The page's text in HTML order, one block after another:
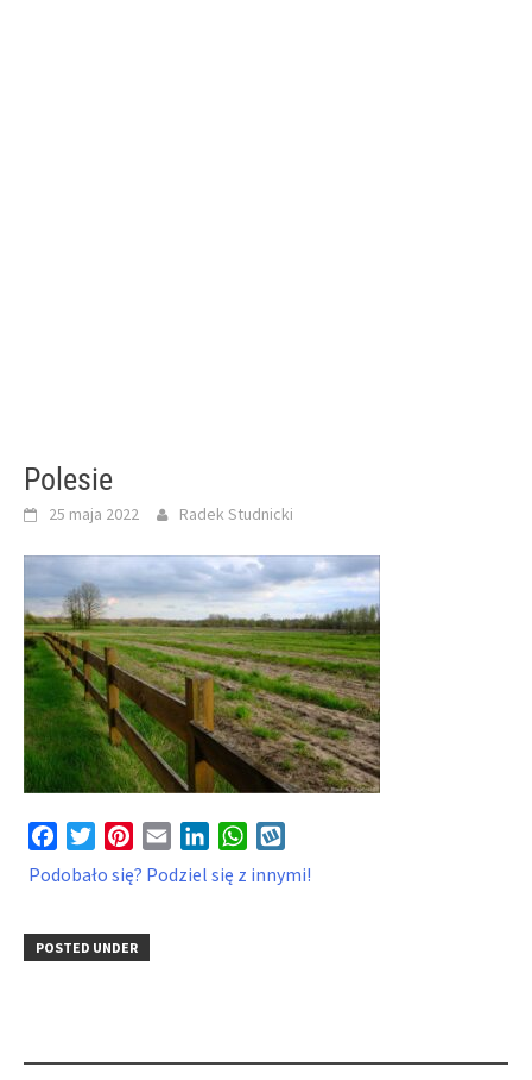
Polesie
25 maja 2022 Radek Studnicki
FacebookTwitterPinterest
Email LinkedInWhatsApp
Podobało się? Podziel się z innymi!
POSTED UNDER